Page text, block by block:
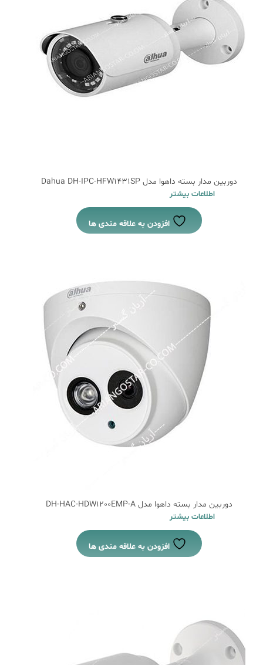
دوربین مدار بسته داهوا مدل Dahua DH-IPC-HFW1431SP
اطلاعات بیشتر
افزودن به علاقه مندی ها
دوربین مدار بسته داهوا مدل DH-HAC-HDW1200EMP-A
اطلاعات بیشتر
افزودن به علاقه مندی ها